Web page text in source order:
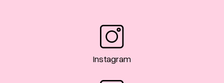
Instagram